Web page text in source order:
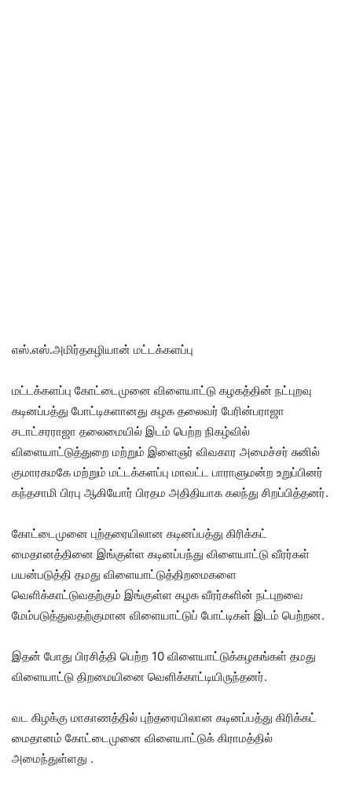
எஸ்.எஸ்.அமிர்தகழியான் மட்டக்களப்பு
மட்டக்களப்பு கோட்டைமுனை விளையாட்டு கழகத்தின் நட்புறவு
கடினப்பத்து போட்டிகளானது கழக தலைவர் பேரின்பராஜா
சடாட்சரராஜா தலைமையில் இடம் பெற்ற நிகழ்வில்
விளையாட்டுத்துறை மற்றும் இளைஞர் விவகார அமைச்சர் சுனில்
குமாரகமகே மற்றும் மட்டக்களப்பு மாவட்ட பாராளுமன்ற உறுப்பினர்
கந்தசாமி பிரபு ஆகியோர் பிரதம அதிதியாக கலந்து சிறப்பித்தனர்.
கோட்டைமுனை புற்தரையிலான கடினப்பத்து கிரிக்கட்
மைதானத்தினை இங்குள்ள கடினப்பந்து விளையாட்டு வீரர்கள்
பயன்படுத்தி தமது விளையாட்டுத்திறமைகளை
வெளிக்காட்டுவதற்கும் இங்குள்ள கழக வீரர்களின் நட்புறவை
மேம்படுத்துவதற்குமான விளையாட்டுப் போட்டிகள் இடம் பெற்றன.
இதன் போது பிரசித்தி பெற்ற 10 விளையாட்டுக்கழகங்கள் தமது
விளையாட்டு திறமையினை வெளிக்காட்டியிருந்தனர்.
வட கிழக்கு மாகாணத்தில் புற்தரையிலான கடினப்பத்து கிரிக்கட்
மைதானம் கோட்டைமுனை விளையாட்டுக் கிராமத்தில்
அமைந்துள்ளது .